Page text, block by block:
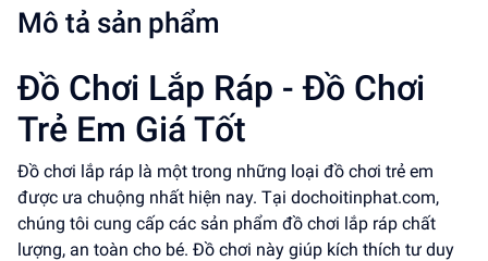
Mô tả sản phẩm
Đồ Chơi Lắp Ráp - Đồ Chơi
Trẻ Em Giá Tốt
Đồ chơi lắp ráp là một trong những loại đồ chơi trẻ em
được ưa chuộng nhất hiện nay. Tại dochoitinphat.com,
chúng tôi cung cấp các sản phẩm đồ chơi lắp ráp chất
lượng, an toàn cho bé. Đồ chơi này giúp kích thích tư duy